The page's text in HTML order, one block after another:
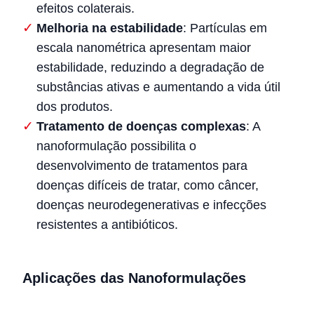
efeitos colaterais.
Melhoria na estabilidade: Partículas em
escala nanométrica apresentam maior
estabilidade, reduzindo a degradação de
substâncias ativas e aumentando a vida útil
dos produtos.
Tratamento de doenças complexas: A
nanoformulação possibilita o
desenvolvimento de tratamentos para
doenças difíceis de tratar, como câncer,
doenças neurodegenerativas e infecções
resistentes a antibióticos.
Aplicações das Nanoformulações